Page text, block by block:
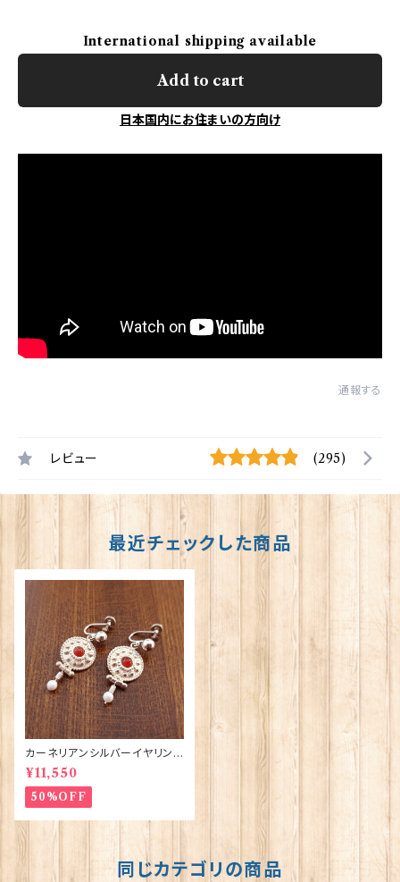
International shipping available
Add to cart
日本国内にお住まいの方向け
通報する
レビュー (295)
最近チェックした商品
カーネリアンシルバーイヤリング
（SE104）ORTAK 70097
¥11,550
50%OFF
同じカテゴリの商品